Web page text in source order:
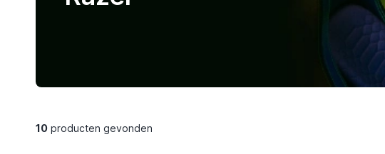
10producten gevonden